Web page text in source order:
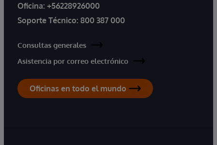
Oficina: +56228926000
Soporte Técnico: 800 387 000
Consultas generales
Asistencia por correo electrónico
Oficinas en todo el mundo